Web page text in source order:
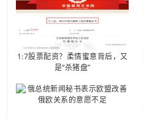
1:7股票配资？柔情蜜意背后，又
是“杀猪盘”